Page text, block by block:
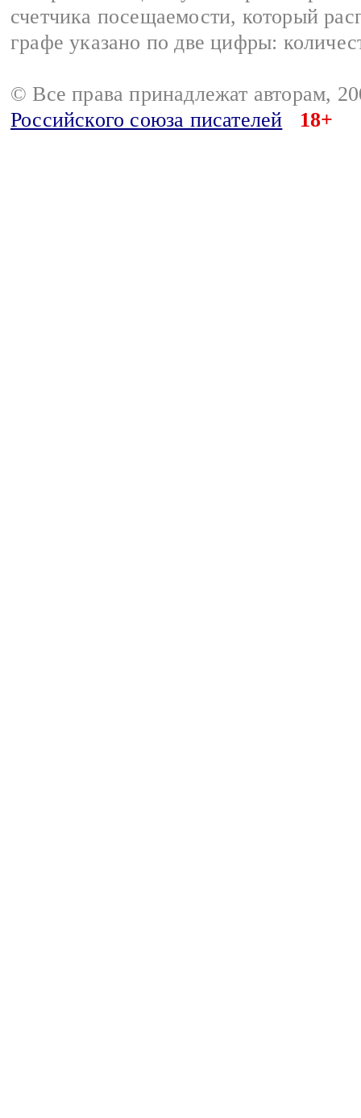
счетчика посещаемости, который
графе указано по две цифры:
© Все права принадлежат авторам,
Российского союза писателей
18+